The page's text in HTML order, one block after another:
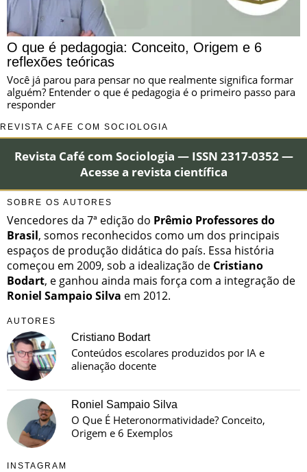
O que é pedagogia: Conceito, Origem e 6
reflexões teóricas
Você já parou para pensar no que realmente significa formar
alguém? Entender o que é pedagogia é o primeiro passo para
responder
REVISTA CAFÉ COM SOCIOLOGIA
Revista Café com Sociologia — ISSN 2317-0352 —
Acesse a revista científica
SOBRE OS AUTORES
Vencedores da 7ª edição do Prêmio Professores do
Brasil, somos reconhecidos como um dos principais
espaços de produção didática do país. Essa história
começou em 2009, sob a idealização de Cristiano
Bodart, e ganhou ainda mais força com a integração de
Roniel Sampaio Silva em 2012.
AUTORES
Cristiano Bodart
Conteúdos escolares produzidos por IA e
alienação docente
Roniel Sampaio Silva
O Que É Heteronormatividade? Conceito,
Origem e 6 Exemplos
INSTAGRAM